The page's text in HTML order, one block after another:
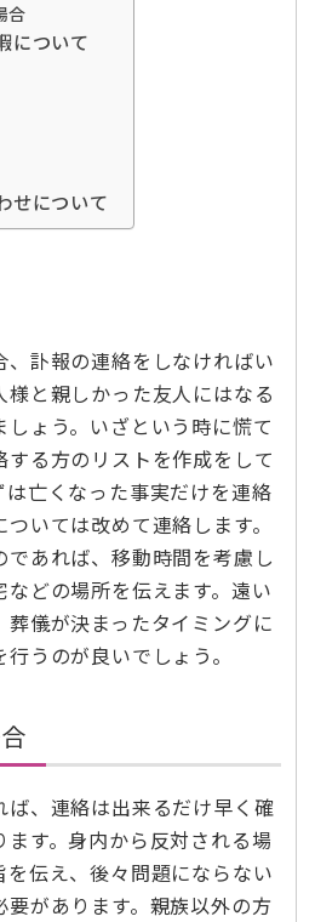
合
について
せについて
訃報の連絡をしなければい
様と親しかった友人にはなる
ょう。いざという時に慌て
る方のリストを作成をして
亡くなった事実だけを連絡
いては改めて連絡します。
あれば、移動時間を考慮し
どの場所を伝えます。遠い
儀が決まったタイミングに
うのが良いでしょう。
、連絡は出来るだけ早く確
す。身内から反対される場
伝え、後々問題にならない
要があります。親族以外の方